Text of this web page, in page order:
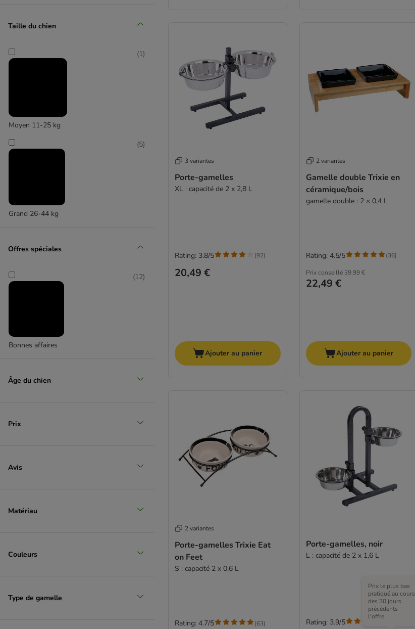
TIAKI
Taille du chien
Moyen 11-25 kg
(1)
Grand 26-44 kg
(5)
Offres spéciales
Bonnes affaires
(12)
Âge du chien
Prix
Avis
Matériau
Couleurs
Type de gamelle
3 variantes
Porte-gamelles
XL : capacité de 2 x 2,8 L
20,49 €
Rating: 3.8/5 (92)
Ajouter au panier
2 variantes
Gamelle double Trixie en
céramique/bois
gamelle double : 2 × 0,4 L
Prix conseillé 39,99 €
22,49 €
Rating: 4.5/5 (36)
Ajouter au panier
2 variantes
Porte-gamelles Trixie Eat
on Feet
S : capacité 2 x 0,6 L
Rating: 4.7/5 (63)
Porte-gamelles, noir
L : capacité de 2 x 1,6 L
Prix le plus bas
pratiqué au cours
des 30 jours
précédents
l'offre.
Rating: 3.9/5